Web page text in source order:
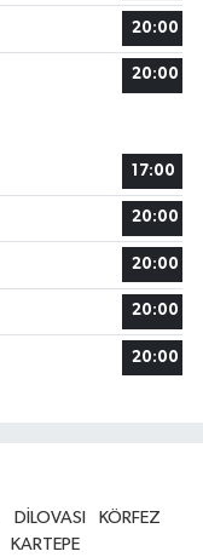
20:00
20:00
17:00
20:00
20:00
20:00
20:00
DİLOVASI
KÖRFEZ
KARTEPE